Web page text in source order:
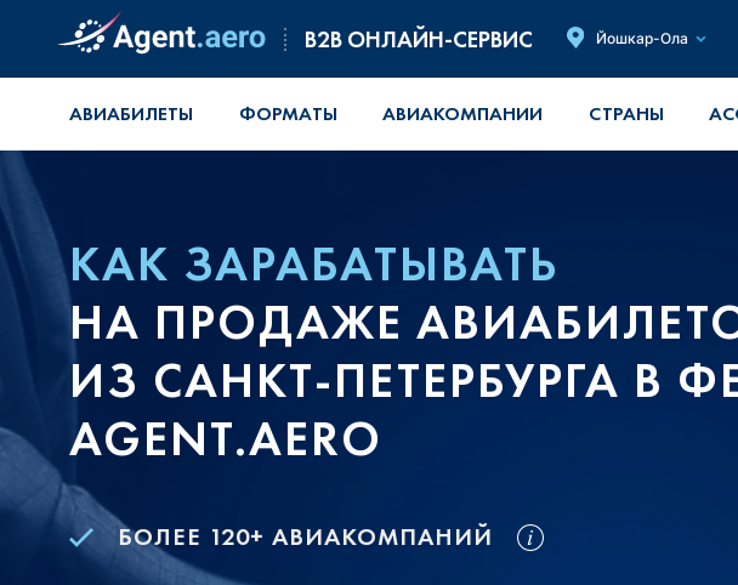
B2B ОНЛАЙН-СЕРВИС Йошкар-Ола
АВИАБИЛЕТЫ ФОРМАТЫ АВИАКОМПАНИИ СТРАНЫ
КАК ЗАРАБАТЫВАТЬ
НА ПРОДАЖЕ
ИЗ САНКТ-ПЕТЕРБУРГА В
AGENT.AERO
БОЛЕЕ 120+ АВИАКОМПАНИЙ